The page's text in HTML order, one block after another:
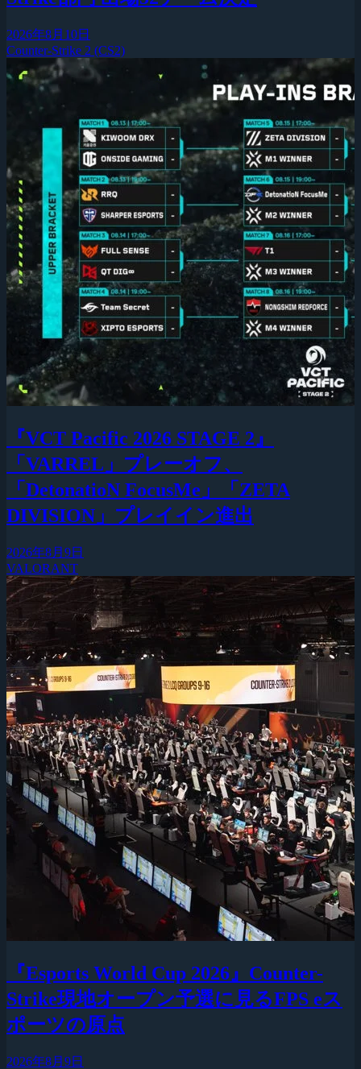
2026年8月10日
Counter-Strike 2 (CS2)
『VCT Pacific 2026 STAGE 2』
「VARREL」プレーオフ、
「DetonatioN FocusMe」「ZETA
DIVISION」プレイイン進出
2026年8月9日
VALORANT
『Esports World Cup 2026』Counter-
Strike現地オープン予選に見るFPS eス
ポーツの原点
2026年8月9日